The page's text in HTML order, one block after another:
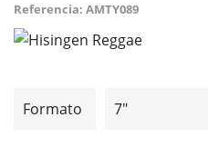
Referencia: AMTY089
Formato 7"